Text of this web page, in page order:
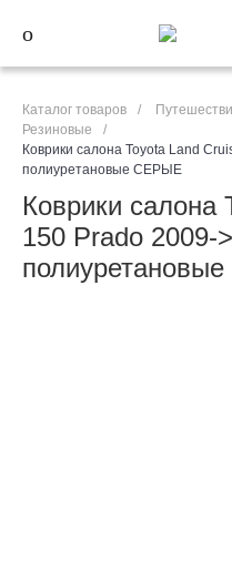
Каталог товаров /
Резиновые
/
Коврики салона Toyota Land
полиуретановые СЕРЫЕ
Коврики салона
150 Prado 2009-